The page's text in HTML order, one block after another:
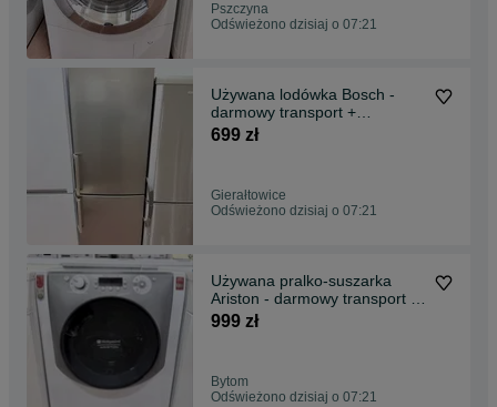
Pszczyna
Odświeżono dzisiaj o 07:21
Używana lodówka Bosch -
darmowy transport +
gwarancja
699 zł
Gierałtowice
Odświeżono dzisiaj o 07:21
Używana pralko-suszarka
Ariston - darmowy transport +
gwarancja
999 zł
Bytom
Odświeżono dzisiaj o 07:21